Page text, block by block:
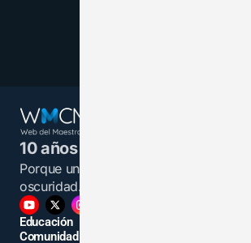
10 años juntos y más unidos.
Porque un maestro informado es una
oscuridad.
Educación
Comunidad